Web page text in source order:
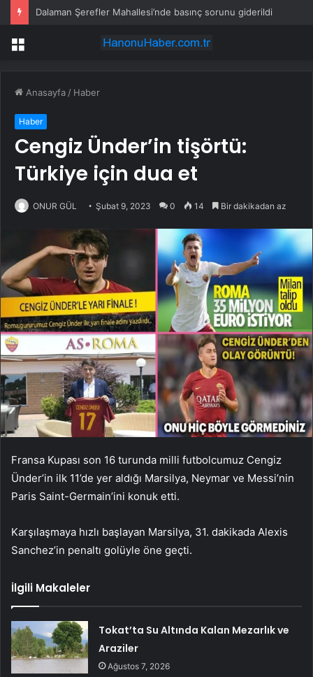
Dalaman Şerefler Mahallesi’nde basınç sorunu giderildi
Menü
Anasayfa / Haber
Haber
Cengiz Ünder’in tişörtü:
Türkiye için dua et
ONUR GÜL Şubat 9, 2023 0 14 Bir dakikadan az
Fransa Kupası son 16 turunda milli futbolcumuz Cengiz
Ünder’in ilk 11’de yer aldığı Marsilya, Neymar ve Messi’nin
Paris Saint-Germain’ini konuk etti.
Karşılaşmaya hızlı başlayan Marsilya, 31. dakikada Alexis
Sanchez’in penaltı golüyle öne geçti.
İlgili Makaleler
Tokat’ta Su Altında Kalan Mezarlık ve
Araziler
Ağustos 7, 2026